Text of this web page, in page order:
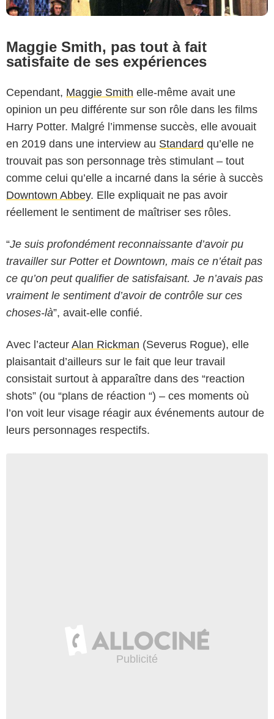
Maggie Smith, pas tout à fait
satisfaite de ses expériences
Cependant, Maggie Smith elle-même avait une
opinion un peu différente sur son rôle dans les films
Harry Potter. Malgré l’immense succès, elle avouait
en 2019 dans une interview au Standard qu’elle ne
trouvait pas son personnage très stimulant – tout
comme celui qu’elle a incarné dans la série à succès
Downtown Abbey. Elle expliquait ne pas avoir
réellement le sentiment de maîtriser ses rôles.
“Je suis profondément reconnaissante d’avoir pu
travailler sur Potter et Downtown, mais ce n’était pas
ce qu’on peut qualifier de satisfaisant. Je n’avais pas
vraiment le sentiment d’avoir de contrôle sur ces
choses-là”, avait-elle confié.
Avec l’acteur Alan Rickman (Severus Rogue), elle
plaisantait d’ailleurs sur le fait que leur travail
consistait surtout à apparaître dans des “reaction
shots” (ou “plans de réaction “) – ces moments où
l’on voit leur visage réagir aux événements autour de
leurs personnages respectifs.